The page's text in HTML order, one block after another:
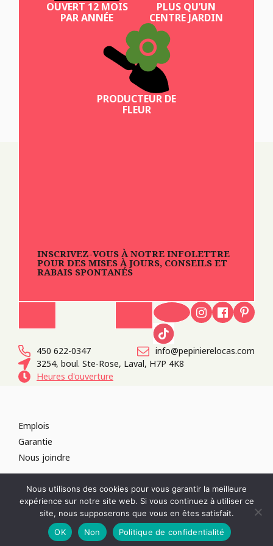
OUVERT 12 MOIS
PAR ANNÉE
PLUS QU’UN
CENTRE JARDIN
PRODUCTEUR DE
FLEUR
INSCRIVEZ-VOUS À NOTRE INFOLETTRE
POUR DES MISES À JOURS, CONSEILS ET
RABAIS SPONTANÉS
450 622-0347
info@pepinierelocas.com
3254, boul. Ste-Rose, Laval, H7P 4K8
Heures d'ouverture
Emplois
Garantie
Nous joindre
SITES WEB :PAR DESIGN, AGENCE WEB
RÉVOQUER LE CONSENTEMENT
POLITIQUE DE CONFIDENTIALITÉ
Nous utilisons des cookies pour vous garantir la meilleure
expérience sur notre site web. Si vous continuez à utiliser ce
site, nous supposerons que vous en êtes satisfait.
OK
Non Politique de confidentialité